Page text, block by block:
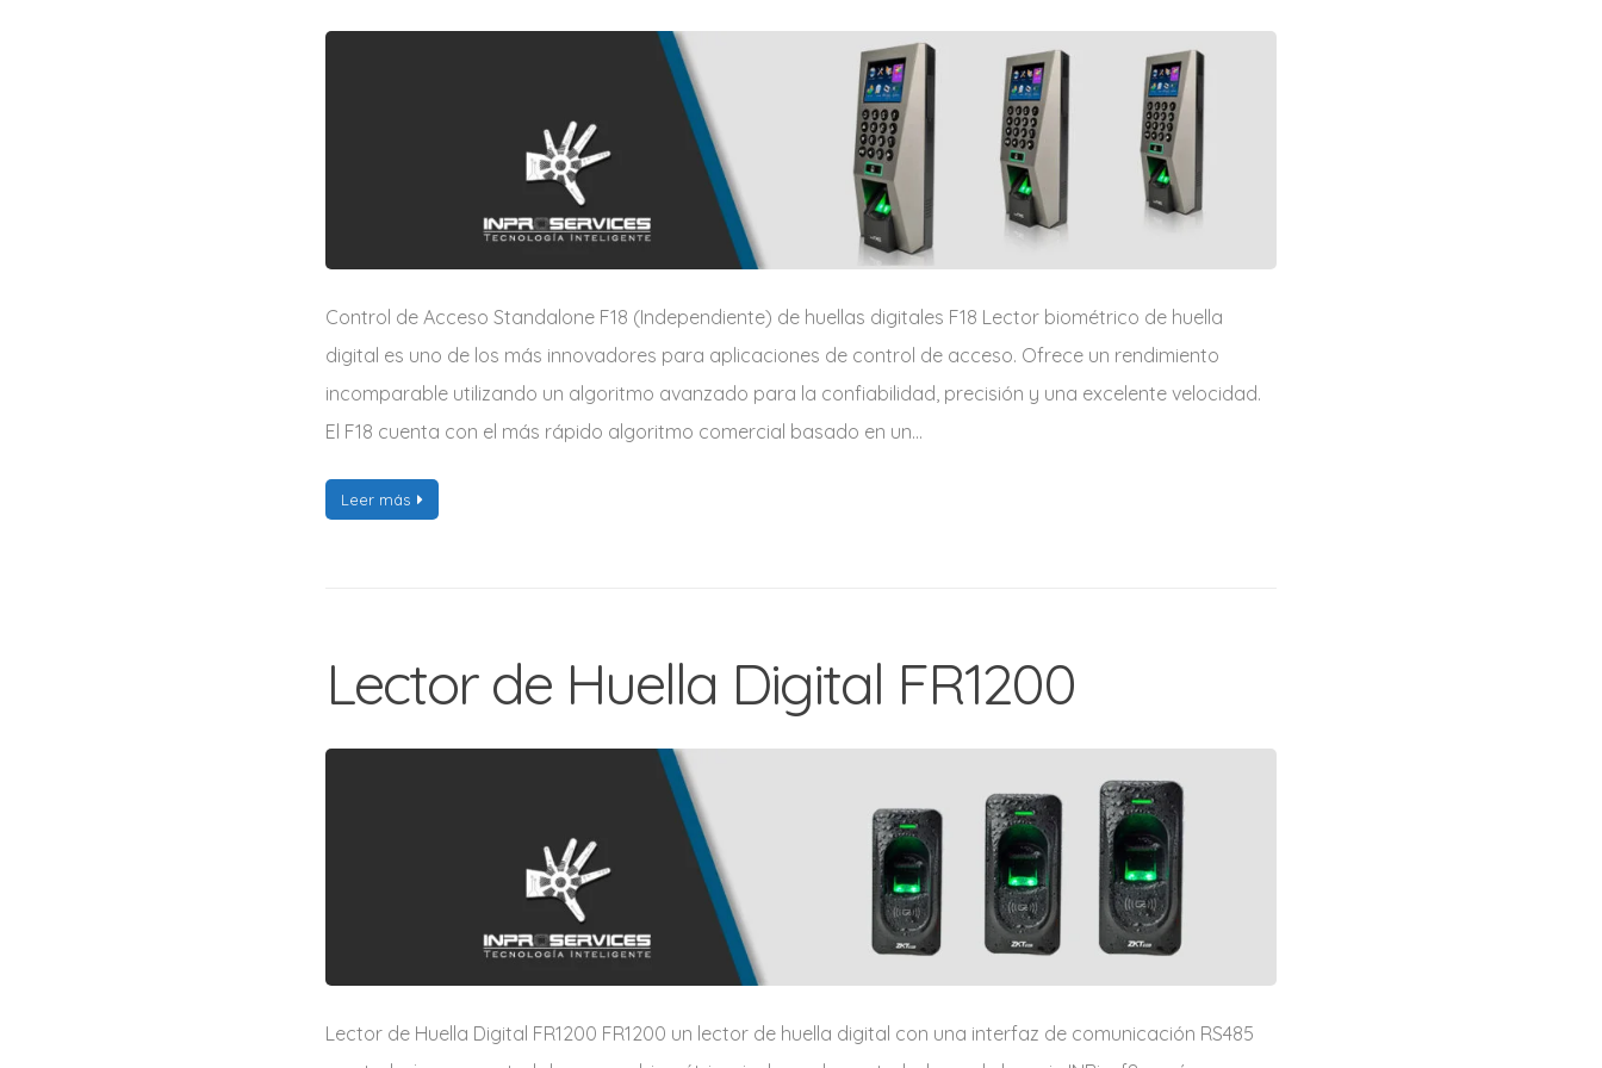
Control de Acceso Standalone F18 (Independiente) de huellas digitales F18 Lector biométrico de huella
digital es uno de los más innovadores para aplicaciones de control de acceso. Ofrece un rendimiento
incomparable utilizando un algoritmo avanzado para la confiabilidad, precisión y una excelente velocidad.
El F18 cuenta con el más rápido algoritmo comercial basado en un…
Leer más
Lector de Huella Digital FR1200
Lector de Huella Digital FR1200 FR1200 un lector de huella digital con una interfaz de comunicación RS485